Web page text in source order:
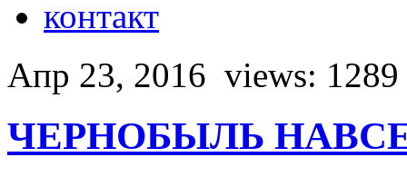
контакт
Апр 23, 2016 views: 1289
ЧЕРНОБЫЛЬ